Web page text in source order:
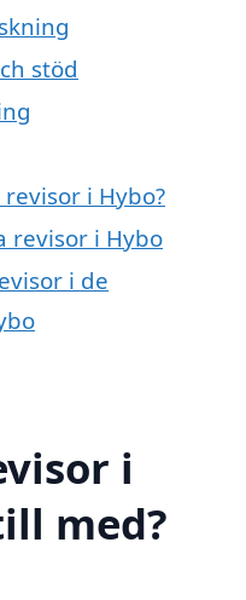
stöd
i Hybo?
revisor i Hybo
i de
i
med?